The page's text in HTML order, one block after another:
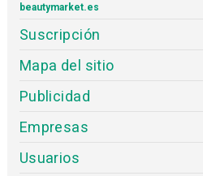
beautymarket.es
Suscripción
Mapa del sitio
Publicidad
Empresas
Usuarios